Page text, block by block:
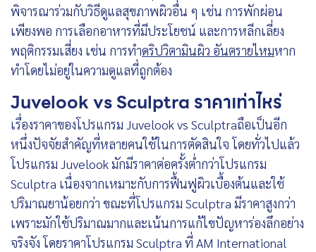
พิจารณาร่วมกับวิธีดูแลสุขภาพผิวอื่น ๆ เช่น การพักผ่อน
เพียงพอ การเลือกอาหารที่มีประโยชน์ และการหลีกเลี่ยง
พฤติกรรมเสี่ยง เช่น การทำดริปวิตามินผิว อันตรายไหมหาก
ทำโดยไม่อยู่ในความดูแลที่ถูกต้อง
Juvelook vs Sculptra ราคาเท่าไหร่
เรื่องราคาของโปรแกรม Juvelook vs Sculptraถือเป็นอีก
หนึ่งปัจจัยสำคัญที่หลายคนใช้ในการตัดสินใจ โดยทั่วไปแล้ว
โปรแกรม Juvelook มักมีราคาต่อครั้งต่ำกว่าโปรแกรม
Sculptra เนื่องจากเหมาะกับการฟื้นฟูผิวเบื้องต้นและใช้
ปริมาณยาน้อยกว่า ขณะที่โปรแกรม Sculptra มีราคาสูงกว่า
เพราะมักใช้ปริมาณมากและเน้นการแก้ไขปัญหาร่องลึกอย่าง
จริงจัง โดยราคาโปรแกรม Sculptra ที่ AM International